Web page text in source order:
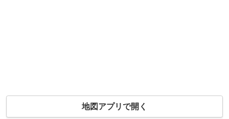
地図アプリで開く